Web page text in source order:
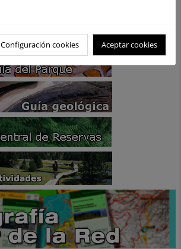
Configuración cookies Aceptar cookies